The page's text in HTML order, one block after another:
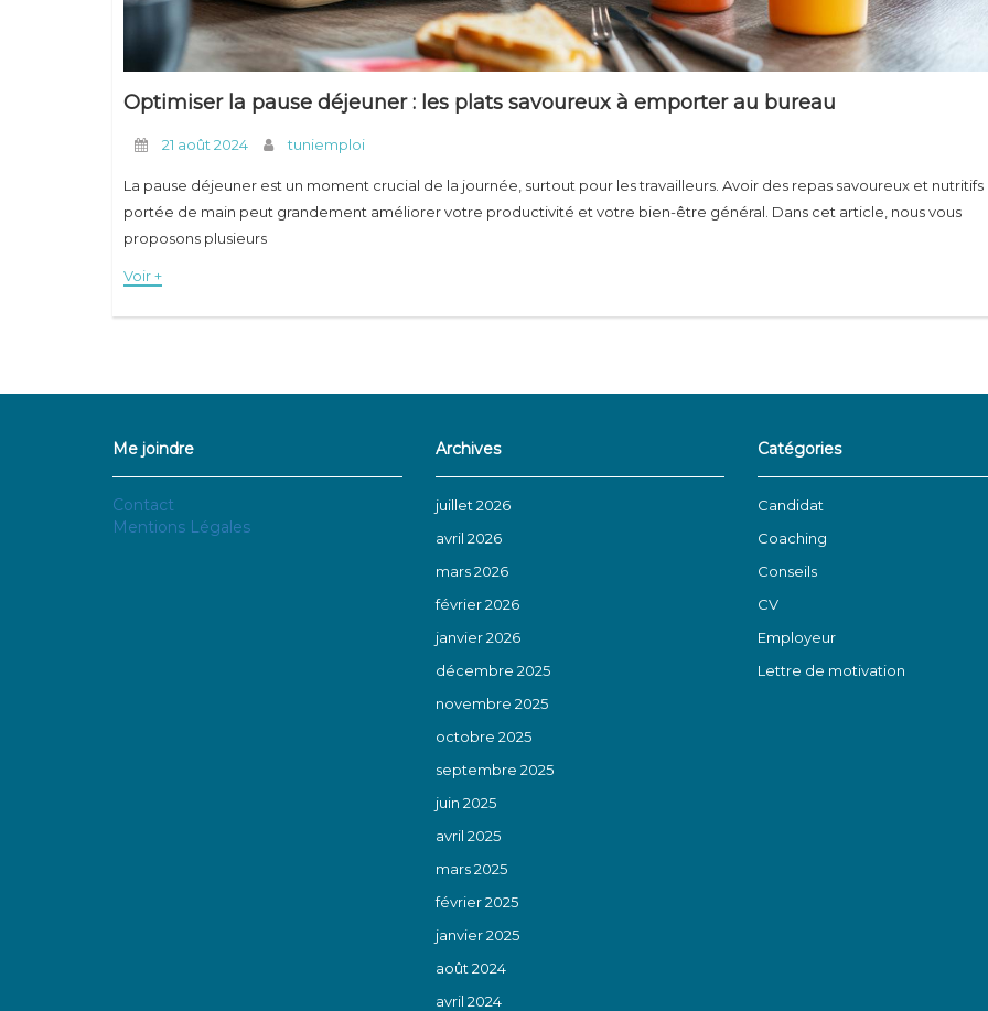
Optimiser la pause déjeuner : les plats savoureux à emporter au bureau
21 août 2024 tuniemploi
La pause déjeuner est un moment crucial de la journée, surtout pour les travailleurs. Avoir des repas savoureux et nutritifs
portée de main peut grandement améliorer votre productivité et votre bien-être général. Dans cet article, nous vous
proposons plusieurs
Voir +
Me joindre
Contact
Mentions Légales
Archives
juillet 2026
avril 2026
mars 2026
février 2026
janvier 2026
décembre 2025
novembre 2025
octobre 2025
septembre 2025
juin 2025
avril 2025
mars 2025
février 2025
janvier 2025
août 2024
avril 2024
Catégories
Candidat
Coaching
Conseils
CV
Employeur
Lettre de motivation